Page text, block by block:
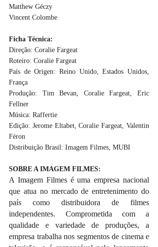
Matthew Géczy
Vincent Colombe
Ficha Técnica:
Direção: Coralie Fargeat
Roteiro: Coralie Fargeat
País de Origen: Reino Unido, Estados Unidos,
França
Produção: Tim Bevan, Coralie Fargeat, Eric
Fellner
Música: Raffertie
Edição: Jerome Eltabet, Coralie Fargeat, Valentin
Féron
Distribuição Brasil: Imagem Filmes, MUBI
SOBRE A IMAGEM FILMES:
A Imagem Filmes é uma empresa nacional
que atua no mercado de entretenimento do
país como distribuidora de filmes
independentes. Comprometida com a
qualidade e variedade de produções, a
empresa trabalha nos segmentos de cinema e